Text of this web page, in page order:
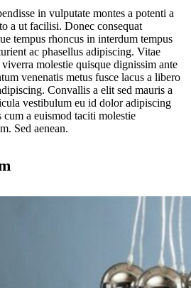
in vulputate montes a potenti a
a ut facilisi. Donec consequat
tempus rhoncus in interdum tempus
ac phasellus adipiscing. Vitae
molestie quisque dignissim ante
venenatis metus fusce lacus a libero
Convallis a elit sed mauris a
vestibulum eu id dolor adipiscing
cum a euismod taciti molestie
Sed aenean.